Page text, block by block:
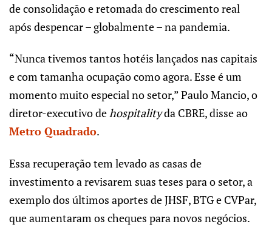
de consolidação e retomada do crescimento real
após despencar – globalmente – na pandemia.
“Nunca tivemos tantos hotéis lançados nas capitais
e com tamanha ocupação como agora. Esse é um
momento muito especial no setor,” Paulo Mancio, o
diretor-executivo dehospitalityda CBRE, disse ao
Metro Quadrado.
Essa recuperação tem levado as casas de
investimento a revisarem suas teses para o setor, a
exemplo dos últimos aportes de JHSF, BTG e CVPar,
que aumentaram os cheques para novos negócios.